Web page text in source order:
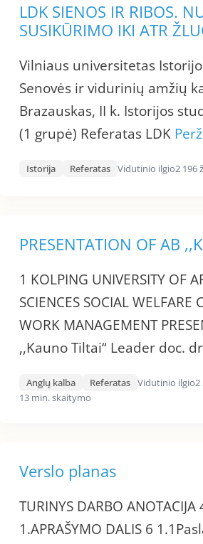
LDK SIENOS IR RIBOS.
SUSIKŪRIMO IKI ATR
Vilniaus universitetas
Senovės ir vidurinių amžių
Brazauskas, II k. Istorijos
(1 grupė) Referatas LDK
Istorija Referatas Vidutinio ilgio2 196
PRESENTATION OF AB
1 KOLPING UNIVERSITY OF
SCIENCES SOCIAL WELFARE
WORK MANAGEMENT
,,Kauno Tiltai“ Leader doc.
Anglų kalba Referatas Vidutinio ilgio2
13 min. skaitymo
Verslo planas
TURINYS DARBO ANOTACIJA
1.APRAŠYMO DALIS 6